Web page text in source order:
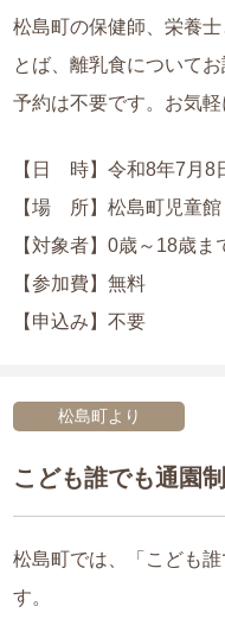
松島町の保健師、栄養
とば、離乳食について
予約は不要です。お気
【日 時】令和8年7月8
【場 所】松島町児童館
【対象者】0歳～18歳
【参加費】無料
【申込み】不要
松島町より
こども誰でも通園
松島町では、「こども
す。